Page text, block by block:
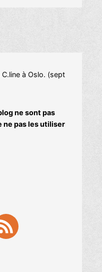
à Oslo. (sept
ne sont pas
ne pas les utiliser